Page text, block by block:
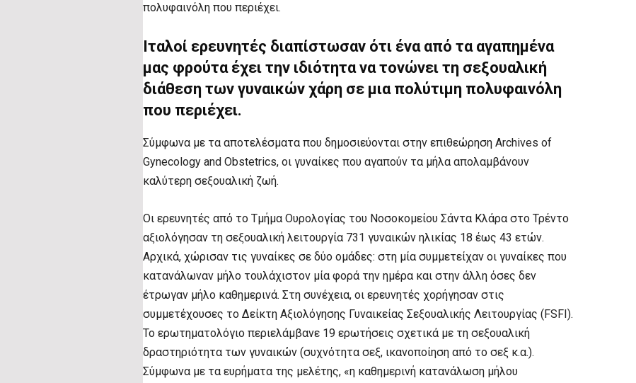
πολυφαινόλη που περιέχει.
Ιταλοί ερευνητές διαπίστωσαν ότι ένα από τα αγαπημένα
μας φρούτα έχει την ιδιότητα να τονώνει τη σεξουαλική
διάθεση των γυναικών χάρη σε μια πολύτιμη πολυφαινόλη
που περιέχει.
Σύμφωνα με τα αποτελέσματα που δημοσιεύονται στην επιθεώρηση Archives of
Gynecology and Obstetrics, οι γυναίκες που αγαπούν τα μήλα απολαμβάνουν
καλύτερη σεξουαλική ζωή.
Οι ερευνητές από το Τμήμα Ουρολογίας του Νοσοκομείου Σάντα Κλάρα στο Τρέντο
αξιολόγησαν τη σεξουαλική λειτουργία 731 γυναικών ηλικίας 18 έως 43 ετών.
Αρχικά, χώρισαν τις γυναίκες σε δύο ομάδες: στη μία συμμετείχαν οι γυναίκες που
κατανάλωναν μήλο τουλάχιστον μία φορά την ημέρα και στην άλλη όσες δεν
έτρωγαν μήλο καθημερινά. Στη συνέχεια, οι ερευνητές χορήγησαν στις
συμμετέχουσες το Δείκτη Αξιολόγησης Γυναικείας Σεξουαλικής Λειτουργίας (FSFI).
Το ερωτηματολόγιο περιελάμβανε 19 ερωτήσεις σχετικά με τη σεξουαλική
δραστηριότητα των γυναικών (συχνότητα σεξ, ικανοποίηση από το σεξ κ.α.).
Σύμφωνα με τα ευρήματα της μελέτης, «η καθημερινή κατανάλωση μήλου